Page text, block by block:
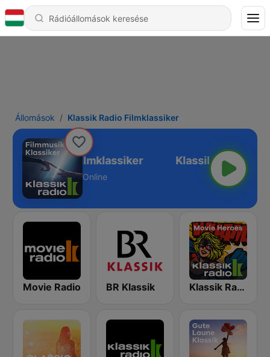
Állomások Klassik Radio Filmklassiker
Radio Filmklassiker
Online
Movie Radio BR Klassik Klassik Radio Movie Heroes